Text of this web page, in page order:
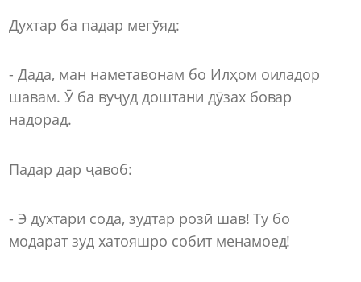
Духтар ба падар мегӯяд:
- Дада, ман наметавонам бо Илҳом оиладор
шавам. Ӯ ба вуҷуд доштани дӯзах бовар
надорад.
Падар дар ҷавоб:
- Э духтари сода, зудтар розӣ шав! Ту бо
модарат зуд хатояшро собит менамоед!